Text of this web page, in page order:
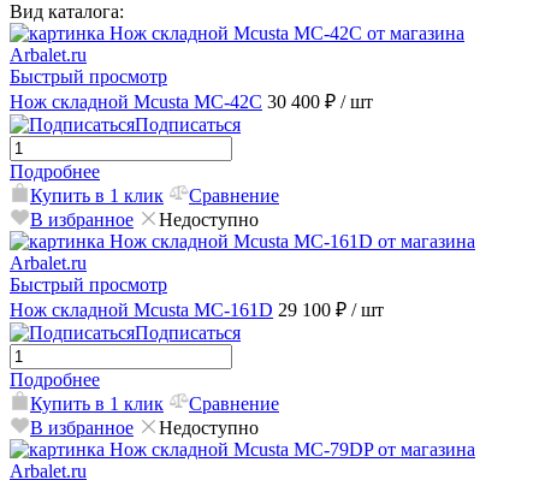
Вид каталога:
Быстрый просмотр
Нож складной Mcusta MC-42С 30 400 ₽ / шт
Подписаться
Подробнее
Купить в 1 клик
Сравнение
В избранное
Недоступно
Быстрый просмотр
Нож складной Mcusta MC-161D 29 100 ₽ / шт
Подписаться
Подробнее
Купить в 1 клик
Сравнение
В избранное
Недоступно